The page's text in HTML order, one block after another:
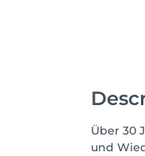
Über 30
und